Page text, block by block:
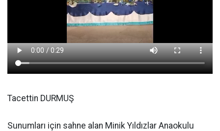
Tacettin DURMUŞ
Sunumları için sahne alan Minik Yıldızlar Anaokulu